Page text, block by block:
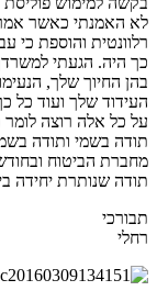
לא האמנתי כאשר אמרת
רלוונטית והוספת כי
כך היה. הגעתי
בהן החיוך שלך,
העידוד שלך ועוד כל
על כל אלה רוצה לומר
תודה בשמי ותודה
מחברת הביטוח
תודה שנותרת יחידה
תבורכי
רחלי